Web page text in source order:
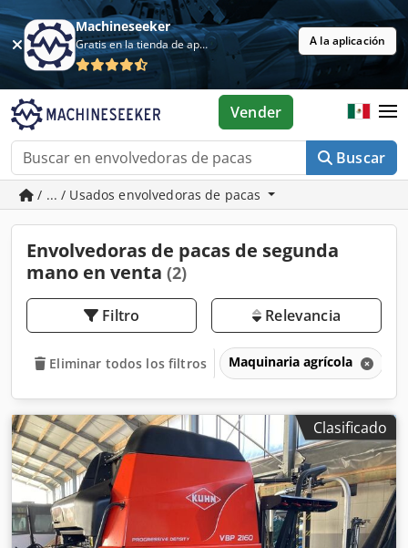
Machineseeker
Gratis en la tienda de aplicaciones A la aplicación
Buscar
Vender
/ ... / Usados envolvedoras de pacas
Envolvedoras de pacas de segunda
mano en venta (2)
Filtro Relevancia
Eliminar todos los filtros Maquinaria agrícola
Clasificado